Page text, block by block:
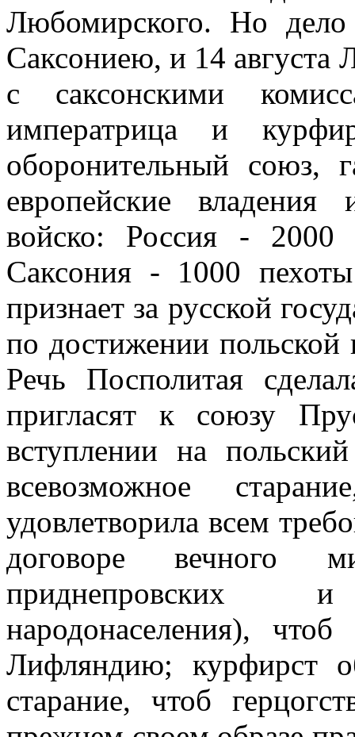
Любомирского. Но
Саксониею, и 14 августа
с саксонскими
императрица и
оборонительный союз,
европейские владения
войско: Россия - 2000
Саксония - 1000
признает за русской
по достижении польской
Речь Посполитая
пригласят к союзу
вступлении на
всевозможное
удовлетворила всем
договоре вечного
приднепровских
народонаселения),
Лифляндию; курфирст
старание, чтоб